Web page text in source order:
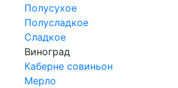
Полусухое
Полусладкое
Сладкое
Виноград
Каберне совиньон
Мерло